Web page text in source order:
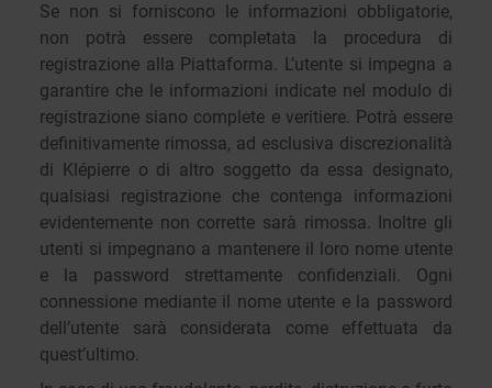
Se non si forniscono le informazioni obbligatorie,
non potrà essere completata la procedura di
registrazione alla Piattaforma. L’utente si impegna a
garantire che le informazioni indicate nel modulo di
registrazione siano complete e veritiere. Potrà essere
definitivamente rimossa, ad esclusiva discrezionalità
di Klépierre o di altro soggetto da essa designato,
qualsiasi registrazione che contenga informazioni
evidentemente non corrette sarà rimossa. Inoltre gli
utenti si impegnano a mantenere il loro nome utente
e la password strettamente confidenziali. Ogni
connessione mediante il nome utente e la password
dell’utente sarà considerata come effettuata da
quest’ultimo.